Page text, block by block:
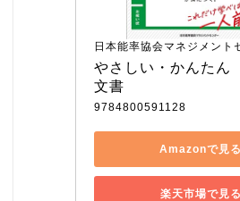
日本能率協会マネジメント
やさしい・かんたん
文書
9784800591128
Amazonで見る
楽天市場で見る